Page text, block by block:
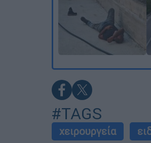
#TAGS
χειρουργεία